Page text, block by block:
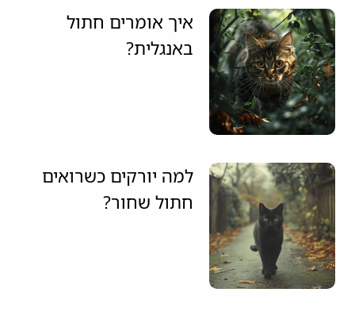
איך אומרים חתול
באנגלית?
למה יורקים כשרואים
חתול שחור?